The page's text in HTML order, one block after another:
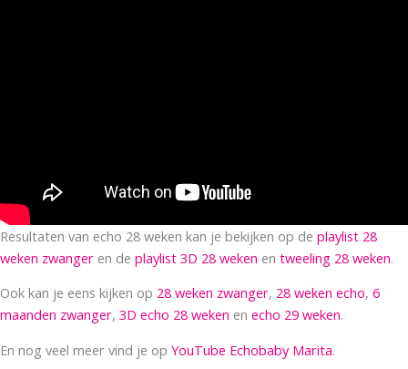
Resultaten van echo 28 weken kan je bekijken op de playlist 28
weken zwanger en de playlist 3D 28 weken en tweeling 28 weken.
Ook kan je eens kijken op 28 weken zwanger, 28 weken echo, 6
maanden zwanger, 3D echo 28 weken en echo 29 weken.
En nog veel meer vind je op YouTube Echobaby Marita.